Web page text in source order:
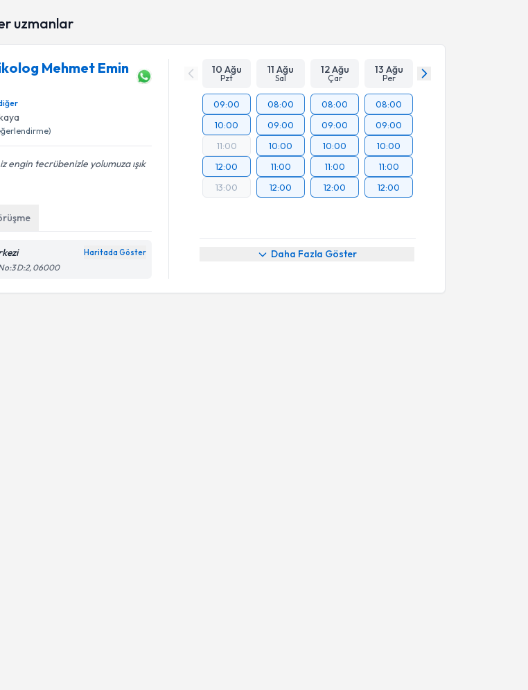
uzmanlar
Mehmet Emin
engin tecrübenizle yolumuza ışık
Haritada Göster
D:2, 06000
10 Ağu
Pzt
11 Ağu
Sal
12 Ağu
Çar
13 Ağu
Per
09:00
10:00
11:00
12:00
13:00
08:00
09:00
10:00
11:00
12:00
08:00
09:00
10:00
11:00
12:00
08:00
09:00
10:00
11:00
12:00
Daha Fazla Göster